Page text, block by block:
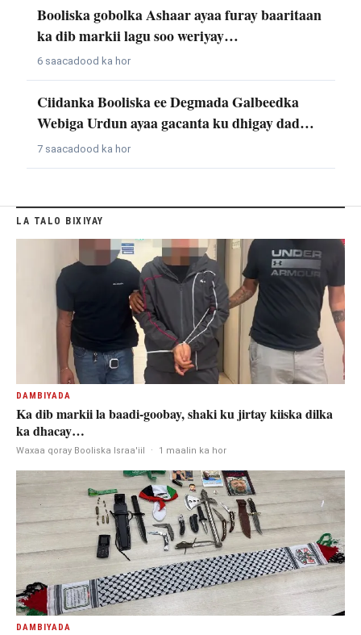
Booliska gobolka Ashaar ayaa furay baaritaan
ka dib markii lagu soo weriyay…
6 saacadood ka hor
Ciidanka Booliska ee Degmada Galbeedka
Webiga Urdun ayaa gacanta ku dhigay dad…
7 saacadood ka hor
LA TALO BIXIYAY
DAMBIYADA
Ka dib markii la baadi-goobay, shaki ku jirtay kiiska dilka
ka dhacay…
Waxaa qoray Booliska Israa'iil · 1 maalin ka hor
DAMBIYADA